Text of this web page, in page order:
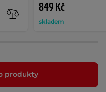
849 Kč
skladem
produkty